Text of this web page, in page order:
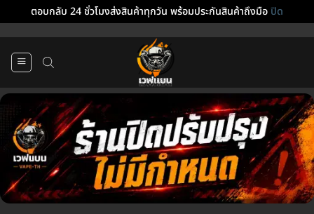
ตอบกลับ 24 ชั่วโมงส่งสินค้าทุกวัน พร้อมประกันสินค้าถึงมือปิด